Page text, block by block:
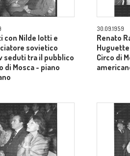
con Nilde Iotti e
sovietico
seduti tra il pubblico
di Mosca - piano
30.09.1959
Renato
Circo di